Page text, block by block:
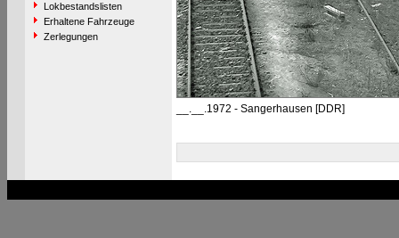
Lokbestandslisten
Erhaltene Fahrzeuge
Zerlegungen
__.__.1972 - Sangerhausen [DDR]